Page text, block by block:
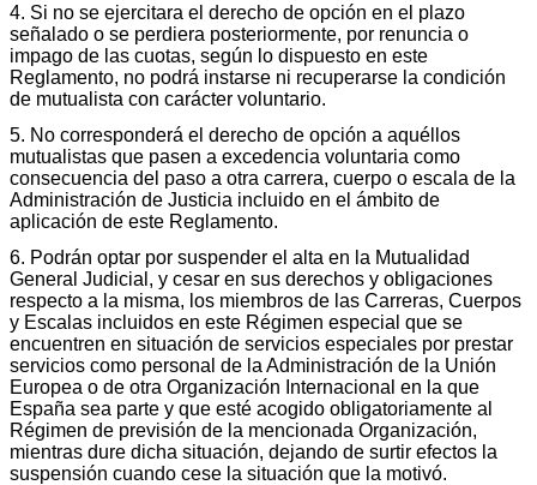
4. Si no se ejercitara el derecho de opción en el plazo
señalado o se perdiera posteriormente, por renuncia o
impago de las cuotas, según lo dispuesto en este
Reglamento, no podrá instarse ni recuperarse la condición
de mutualista con carácter voluntario.
5. No corresponderá el derecho de opción a aquéllos
mutualistas que pasen a excedencia voluntaria como
consecuencia del paso a otra carrera, cuerpo o escala de la
Administración de Justicia incluido en el ámbito de
aplicación de este Reglamento.
6. Podrán optar por suspender el alta en la Mutualidad
General Judicial, y cesar en sus derechos y obligaciones
respecto a la misma, los miembros de las Carreras, Cuerpos
y Escalas incluidos en este Régimen especial que se
encuentren en situación de servicios especiales por prestar
servicios como personal de la Administración de la Unión
Europea o de otra Organización Internacional en la que
España sea parte y que esté acogido obligatoriamente al
Régimen de previsión de la mencionada Organización,
mientras dure dicha situación, dejando de surtir efectos la
suspensión cuando cese la situación que la motivó.